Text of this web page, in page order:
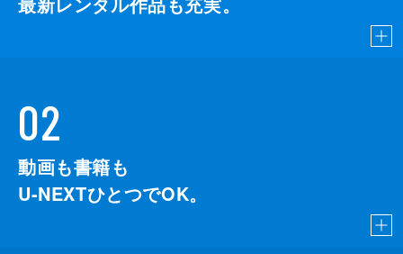
02
動画も書籍も
U-NEXTひとつでOK。